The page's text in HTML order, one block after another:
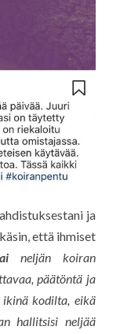
ja
että ihmiset
neljän koiran
päätöntä ja
kodilta, eikä
hallitsisi neljää